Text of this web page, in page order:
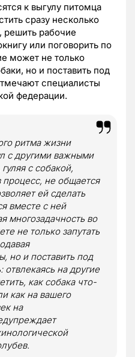
к выгулу питомца
сразу несколько
решить рабочие
или поговорить по
может не только
но и поставить под
специалисты
федерации.
ритма жизни
с другими важными
с собакой,
процесс, не общается
ей сделать
вместе с ней
многозадачность во
не только запутать
но и поставить под
отвлекаясь на другие
как собака что-
как на вашего
на